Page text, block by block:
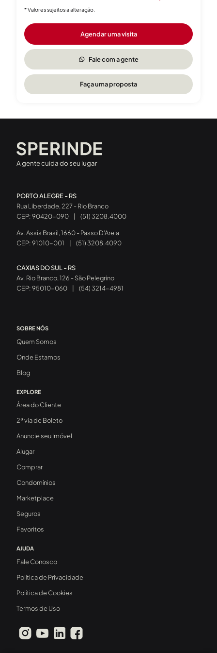
* Valores sujeitos a alteração.
Agendar uma visita
Fale com a gente
Faça uma proposta
A gente cuida do seu lugar
PORTO ALEGRE - RS
Rua Liberdade, 227 - Rio Branco
CEP: 90420-090
(51) 3208.4000
Av. Assis Brasil, 1660 - Passo D’Areia
CEP: 91010-001
| (51) 3208.4090
CAXIAS DO SUL - RS
Av. Rio Branco, 126 - São Pelegrino
CEP: 95010-060
(54) 3214-4981
SOBRE NÓS
Quem Somos
Onde Estamos
Blog
EXPLORE
Área do Cliente
2ª via de Boleto
Anuncie seu Imóvel
Alugar
Comprar
Condomínios
Marketplace
Seguros
Favoritos
AJUDA
Fale Conosco
Política de Privacidade
Política de Cookies
Termos de Uso